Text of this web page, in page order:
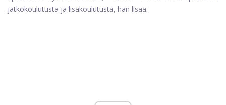
jatkokoulutusta ja lisäkoulutusta, hän lisää.